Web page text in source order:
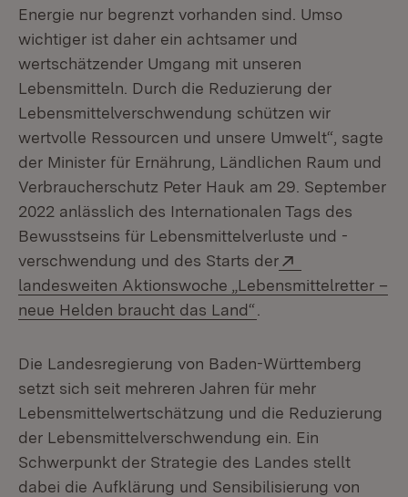
Energie nur begrenzt vorhanden sind. Umso
wichtiger ist daher ein achtsamer und
wertschätzender Umgang mit unseren
Lebensmitteln. Durch die Reduzierung der
Lebensmittelverschwendung schützen wir
wertvolle Ressourcen und unsere Umwelt“, sagte
der Minister für Ernährung, Ländlichen Raum und
Verbraucherschutz Peter Hauk am 29. September
2022 anlässlich des Internationalen Tags des
Bewusstseins für Lebensmittelverluste und -
verschwendung und des Starts der
landesweiten Aktionswoche „Lebensmittelretter –
neue Helden braucht das Land“
Die Landesregierung von Baden-Württemberg
setzt sich seit mehreren Jahren für mehr
Lebensmittelwertschätzung und die Reduzierung
der Lebensmittelverschwendung ein. Ein
Schwerpunkt der Strategie des Landes stellt
dabei die Aufklärung und Sensibilisierung von